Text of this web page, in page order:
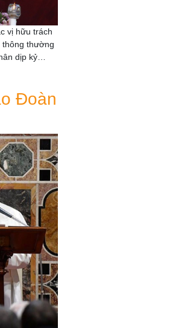
vị hữu trách
thường
dịp kỷ…
Đoàn